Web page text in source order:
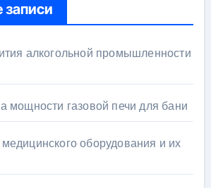
алкогольной промышленности
мощности газовой печи для бани
оборудования и их